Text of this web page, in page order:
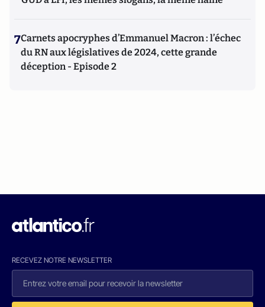
7Carnets apocryphes d’Emmanuel Macron : l’échec
du RN aux législatives de 2024, cette grande
déception - Episode 2
RECEVEZ NOTRE NEWSLETTER